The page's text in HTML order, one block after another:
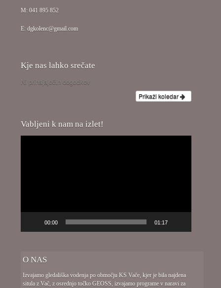
M: 041 895 852
E: dgkolenc@gmail.com
Kje nas lahko srečate
Ni prihajajočih dogodkov
Prikaži koledar
Vabljeni k nam na izlet!
00:00 01:17
O NAS
Izvajamo gledališka vodenja po območju KS Vače, kjer je bila najdena
situla z Vač, z osrednjo točko GEOSS, izvajamo programe v naravi za